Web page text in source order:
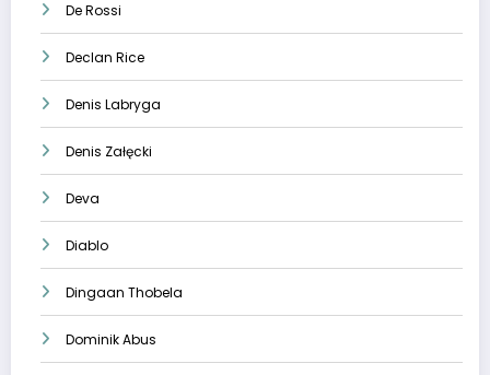
De Rossi
Declan Rice
Denis Labryga
Denis Załęcki
Deva
Diablo
Dingaan Thobela
Dominik Abus